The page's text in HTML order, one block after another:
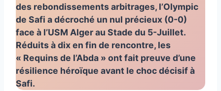
des rebondissements arbitrages, l’Olympic
de Safi a décroché un nul précieux (0-0)
face à l’USM Alger au Stade du 5-Juillet.
Réduits à dix en fin de rencontre, les
« Requins de l’Abda » ont fait preuve d’une
résilience héroïque avant le choc décisif à
Safi.